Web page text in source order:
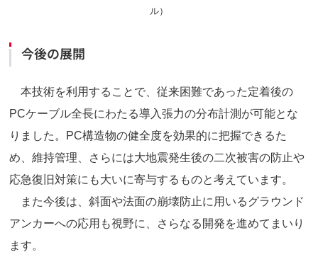
ル）
今後の展開
本技術を利用することで、従来困難であった定着後の
PCケーブル全長にわたる導入張力の分布計測が可能とな
りました。PC構造物の健全度を効果的に把握できるた
め、維持管理、さらには大地震発生後の二次被害の防止や
応急復旧対策にも大いに寄与するものと考えています。
また今後は、斜面や法面の崩壊防止に用いるグラウンド
アンカーへの応用も視野に、さらなる開発を進めてまいり
ます。